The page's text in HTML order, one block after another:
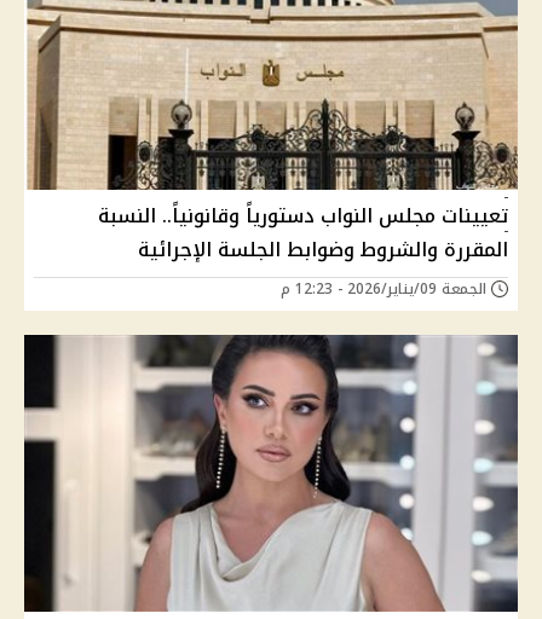
تعيينات مجلس النواب دستورياً وقانونياً.. النسبة
المقررة والشروط وضوابط الجلسة الإجرائية
الجمعة 09/يناير/2026 - 12:23 م